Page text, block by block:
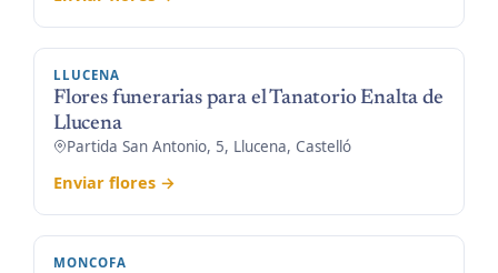
LLUCENA
Flores funerarias para el Tanatorio Enalta de
Llucena
Partida San Antonio, 5, Llucena, Castelló
Enviar flores →
MONCOFA